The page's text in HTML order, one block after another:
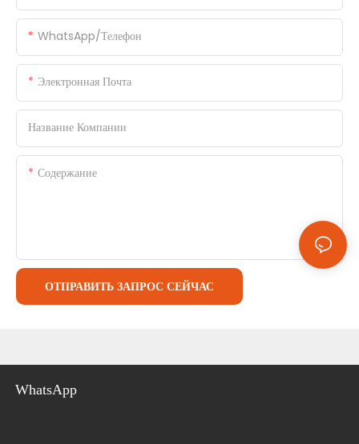
WhatsApp/телефон
Электронная Почта
Название Компании
Содержание
ОТПРАВИТЬ ЗАПРОС СЕЙЧАС
WhatsApp